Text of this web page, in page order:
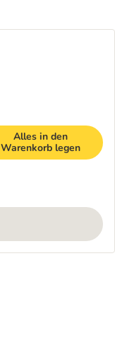
Alles in den
Warenkorb legen